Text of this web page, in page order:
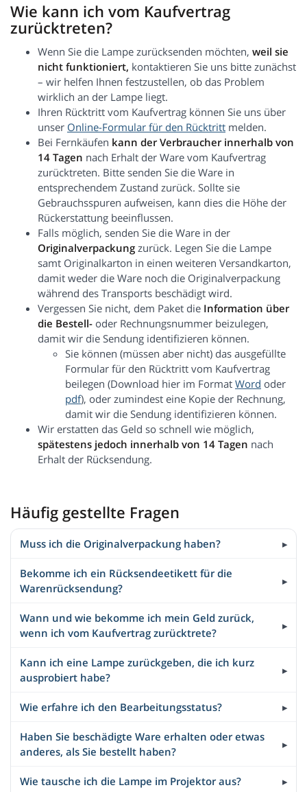
Wie kann ich vom Kaufvertrag
zurücktreten?
Wenn Sie die Lampe zurücksenden möchten, weil sie
nicht funktioniert, kontaktieren Sie uns bitte zunächst
– wir helfen Ihnen festzustellen, ob das Problem
wirklich an der Lampe liegt.
Ihren Rücktritt vom Kaufvertrag können Sie uns über
unser Online-Formular für den Rücktritt melden.
Bei Fernkäufen kann der Verbraucher innerhalb von
14 Tagen nach Erhalt der Ware vom Kaufvertrag
zurücktreten. Bitte senden Sie die Ware in
entsprechendem Zustand zurück. Sollte sie
Gebrauchsspuren aufweisen, kann dies die Höhe der
Rückerstattung beeinflussen.
Falls möglich, senden Sie die Ware in der
Originalverpackung zurück. Legen Sie die Lampe
samt Originalkarton in einen weiteren Versandkarton,
damit weder die Ware noch die Originalverpackung
während des Transports beschädigt wird.
Vergessen Sie nicht, dem Paket die Information über
die Bestell- oder Rechnungsnummer beizulegen,
damit wir die Sendung identifizieren können.
Sie können (müssen aber nicht) das ausgefüllte
Formular für den Rücktritt vom Kaufvertrag
beilegen (Download hier im Format Word oder
pdf), oder zumindest eine Kopie der Rechnung,
damit wir die Sendung identifizieren können.
Wir erstatten das Geld so schnell wie möglich,
spätestens jedoch innerhalb von 14 Tagen nach
Erhalt der Rücksendung.
Häufig gestellte Fragen
Muss ich die Originalverpackung haben?
Bekomme ich ein Rücksendeetikett für die
Warenrücksendung?
Wann und wie bekomme ich mein Geld zurück,
wenn ich vom Kaufvertrag zurücktrete?
Kann ich eine Lampe zurückgeben, die ich kurz
ausprobiert habe?
Wie erfahre ich den Bearbeitungsstatus?
Haben Sie beschädigte Ware erhalten oder etwas
anderes, als Sie bestellt haben?
Wie tausche ich die Lampe im Projektor aus?